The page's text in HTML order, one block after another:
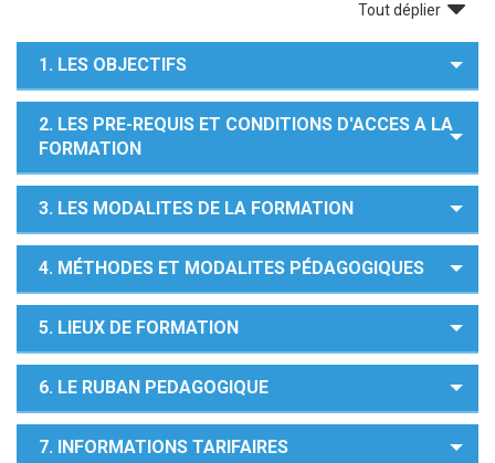
Tout déplier
1. LES OBJECTIFS
2. LES PRE-REQUIS ET CONDITIONS D'ACCES A LA
FORMATION
3. LES MODALITES DE LA FORMATION
4. MÉTHODES ET MODALITES PÉDAGOGIQUES
5. LIEUX DE FORMATION
6. LE RUBAN PEDAGOGIQUE
7. INFORMATIONS TARIFAIRES